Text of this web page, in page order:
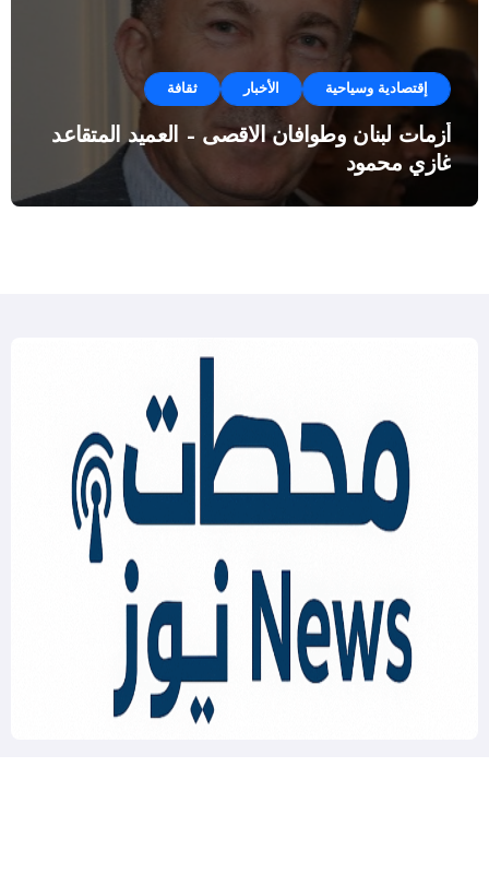
إقتصادية وسياحية الأخبار ثقافة
أزمات لبنان وطوافان الاقصى – العميد المتقاعد
غازي محمود